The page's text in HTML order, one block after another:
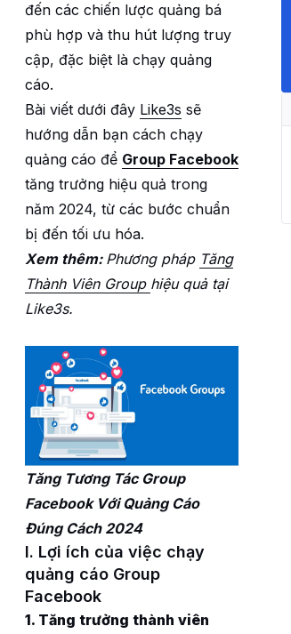
đến các chiến lược quảng bá
phù hợp và thu hút lượng truy
cập, đặc biệt là chạy quảng
cáo.
Bài viết dưới đây Like3s sẽ
hướng dẫn bạn cách chạy
quảng cáo để Group Facebook
tăng trưởng hiệu quả trong
năm 2024, từ các bước chuẩn
bị đến tối ưu hóa.
Xem thêm: Phương pháp Tăng
Thành Viên Group hiệu quả tại
Like3s.
Tăng Tương Tác Group
Facebook Với Quảng Cáo
Đúng Cách 2024
I. Lợi ích của việc chạy
quảng cáo Group
Facebook
1. Tăng trưởng thành viên